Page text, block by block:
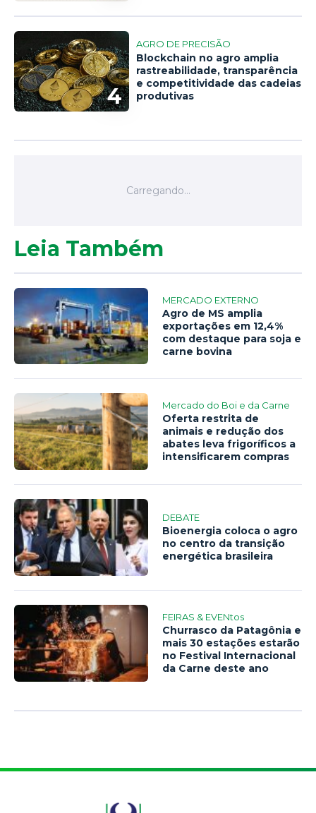
4
AGRO DE PRECISÃO
Blockchain no agro amplia
rastreabilidade, transparência
e competitividade das cadeias
produtivas
Leia Também
MERCADO EXTERNO
Agro de MS amplia
exportações em 12,4%
com destaque para soja e
carne bovina
Mercado do Boi e da Carne
Oferta restrita de
animais e redução dos
abates leva frigoríficos a
intensificarem compras
DEBATE
Bioenergia coloca o agro
no centro da transição
energética brasileira
FEIRAS & EVENtos
Churrasco da Patagônia e
mais 30 estações estarão
no Festival Internacional
da Carne deste ano